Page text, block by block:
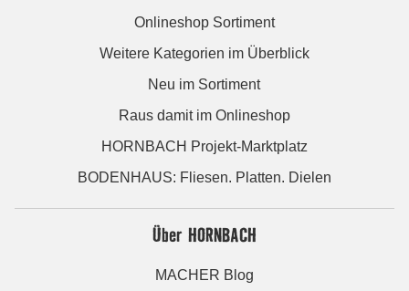
Onlineshop Sortiment
Weitere Kategorien im Überblick
Neu im Sortiment
Raus damit im Onlineshop
HORNBACH Projekt-Marktplatz
BODENHAUS: Fliesen. Platten. Dielen
Über HORNBACH
MACHER Blog